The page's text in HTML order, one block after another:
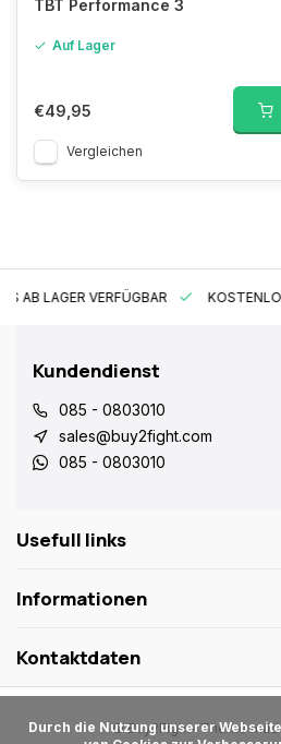
TBT Performance 3
Auf Lager
€49,95
Vergleichen
AB LAGER VERFÜGBAR
Kundendienst
085 - 0803010
sales@buy2fight.com
085 - 0803010
Usefull links
Informationen
Kontaktdaten
© Buy2Fight- Theme